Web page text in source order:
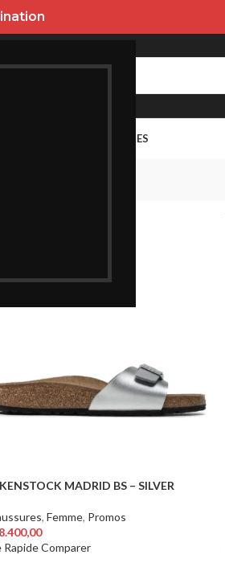
SACS ET ACCESSOIRES
MADRID BS – SILVER
, Femme, Promos
8.400,00
Des Options
RapideComparer